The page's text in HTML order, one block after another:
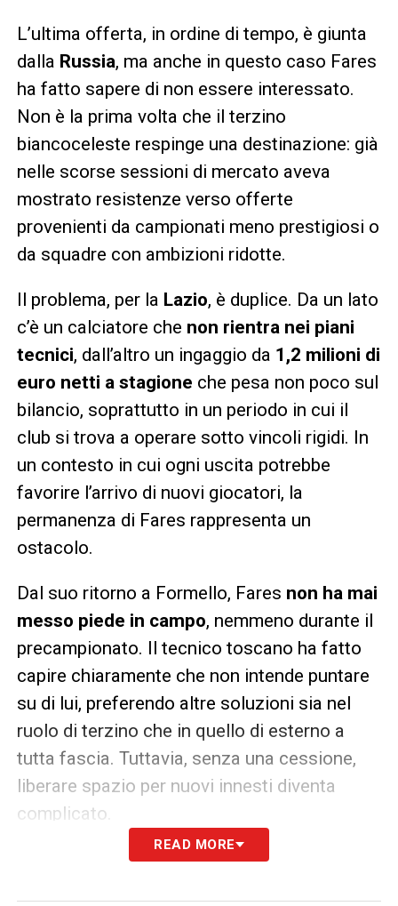
L’ultima offerta, in ordine di tempo, è giunta
dalla Russia, ma anche in questo caso Fares
ha fatto sapere di non essere interessato.
Non è la prima volta che il terzino
biancoceleste respinge una destinazione: già
nelle scorse sessioni di mercato aveva
mostrato resistenze verso offerte
provenienti da campionati meno prestigiosi o
da squadre con ambizioni ridotte.
Il problema, per la Lazio, è duplice. Da un lato
c’è un calciatore che non rientra nei piani
tecnici, dall’altro un ingaggio da 1,2 milioni di
euro netti a stagione che pesa non poco sul
bilancio, soprattutto in un periodo in cui il
club si trova a operare sotto vincoli rigidi. In
un contesto in cui ogni uscita potrebbe
favorire l’arrivo di nuovi giocatori, la
permanenza di Fares rappresenta un
ostacolo.
Dal suo ritorno a Formello, Fares non ha mai
messo piede in campo, nemmeno durante il
precampionato. Il tecnico toscano ha fatto
capire chiaramente che non intende puntare
su di lui, preferendo altre soluzioni sia nel
ruolo di terzino che in quello di esterno a
tutta fascia. Tuttavia, senza una cessione,
liberare spazio per nuovi innesti diventa
complicato.
calciomercato Lazio, già rallentato da
READ MORE